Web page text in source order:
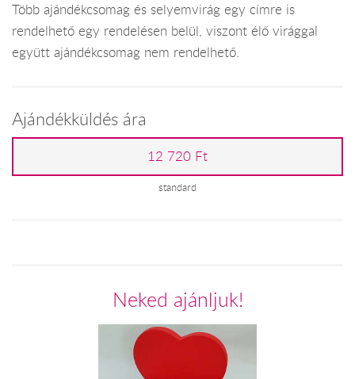
Több ajándékcsomag és selyemvirág egy címre is
rendelhető egy rendelésen belül, viszont élő virággal
együtt ajándékcsomag nem rendelhető.
Ajándékküldés ára
12 720 Ft
standard
Neked ajánljuk!